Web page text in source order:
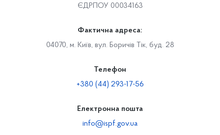
ЄДРПОУ 00034163
Фактична адреса:
04070, м. Київ, вул. Боричів Тік, буд. 28
Телефон
+380 (44) 293-17-56
Електронна пошта
info@ispf.gov.ua